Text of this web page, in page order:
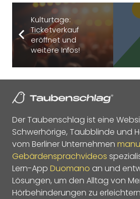
Kulturtage:
Ticketverkauf
eröffnet und
weitere Infos!
Der Taubenschlag ist eine
Schwerhörige, Taubblinde und
vom Berliner Unternehmen
Gebärdensprachvideos
Lern-App Duomano an und
Lösungen, um den Alltag von
Hörbehinderungen zu